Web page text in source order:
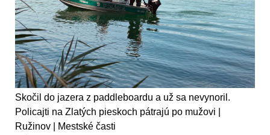
Skočil do jazera z paddleboardu a už sa nevynoril.
Policajti na Zlatých pieskoch pátrajú po mužovi |
Ružinov | Mestské časti